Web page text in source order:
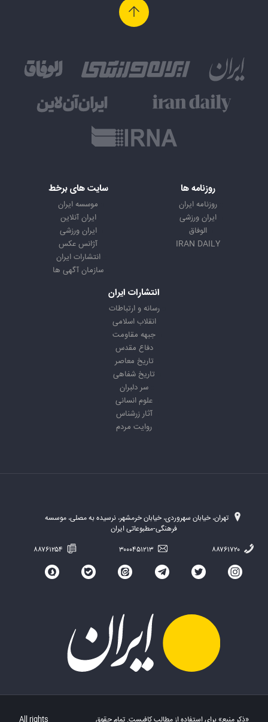
روزنامه ها
روزنامه ایران
ایران ورزشی
الوفاق
IRAN DAILY
سایت های برخط
موسسه ایران
ایران آنلاین
ایران ورزشی
آژانس عکس
انتشارات ایران
سازمان آگهی ها
انتشارات ایران
رسانه و ارتباطات
انقلاب اسلامی
جبهه مقاومت
دفاع مقدس
تاریخ معاصر
تاریخ شفاهی
سر دلبران
علوم انسانی
آثار زرشناس
روایت مردم
تهران، خیابان سهروردی، خیابان خرمشهر، نرسیده به مصلی، موسسه
فرهنگی-مطبوعاتی ایران
«ذکر منبع» برای استفاده از مطالب کافیست. تمام حقوق All rights